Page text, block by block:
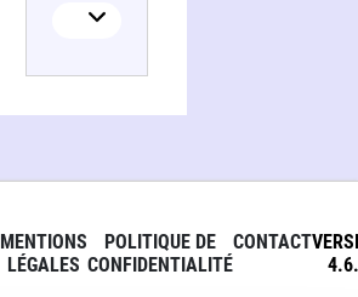
MENTIONS
LÉGALES
POLITIQUE DE
CONFIDENTIALITÉ
CONTACT